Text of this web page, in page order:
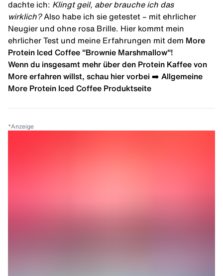
dachte ich: Klingt geil, aber brauche ich das
wirklich?Also habe ich sie getestet – mit ehrlicher
Neugier und ohne rosa Brille. Hier kommt mein
ehrlicher Test und meine Erfahrungen mit dem More
Protein Iced Coffee "Brownie Marshmallow"!
Wenn du insgesamt mehr über den Protein Kaffee von
More erfahren willst, schau hier vorbei ➡️ Allgemeine
More Protein Iced Coffee Produktseite
*Anzeige